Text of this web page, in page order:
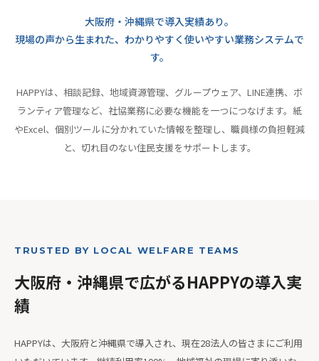
大阪府・沖縄県で導入実績あり。
現場の声から生まれた、わかりやすく使いやすい業務システムで
す。
HAPPYは、相談記録、地域資源管理、グループウェア、LINE連携、ボ
ランティア管理など、社協業務に必要な機能を一つにつなげます。紙
やExcel、個別ツールに分かれていた情報を整理し、職員様の負担軽減
と、切れ目のない住民支援をサポートします。
TRUSTED BY LOCAL WELFARE TEAMS
大阪府・沖縄県で広がるHAPPYの導入実
績
HAPPYは、大阪府と沖縄県で導入され、現在28法人の皆さまにご利用